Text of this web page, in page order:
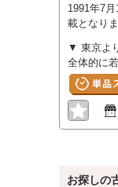
1991年7
載となり
▼ 東京よ
全体的に
薄ヤケ・
お探しの